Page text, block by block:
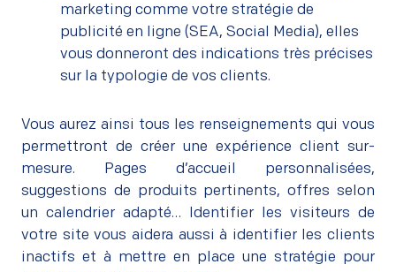
marketing comme votre stratégie de
publicité en ligne (SEA, Social Media), elles
vous donneront des indications très précises
sur la typologie de vos clients.
Vous aurez ainsi tous les renseignements qui vous
permettront de créer une expérience client sur-
mesure. Pages d’accueil personnalisées,
suggestions de produits pertinents, offres selon
un calendrier adapté… Identifier les visiteurs de
votre site vous aidera aussi à identifier les clients
inactifs et à mettre en place une stratégie pour